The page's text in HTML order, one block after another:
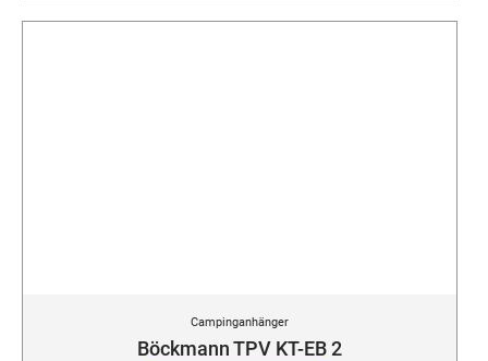
Campinganhänger
Böckmann TPV KT-EB 2